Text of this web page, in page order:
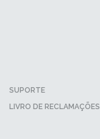
SUPORTE
LIVRO DE RECLAMAÇÕES